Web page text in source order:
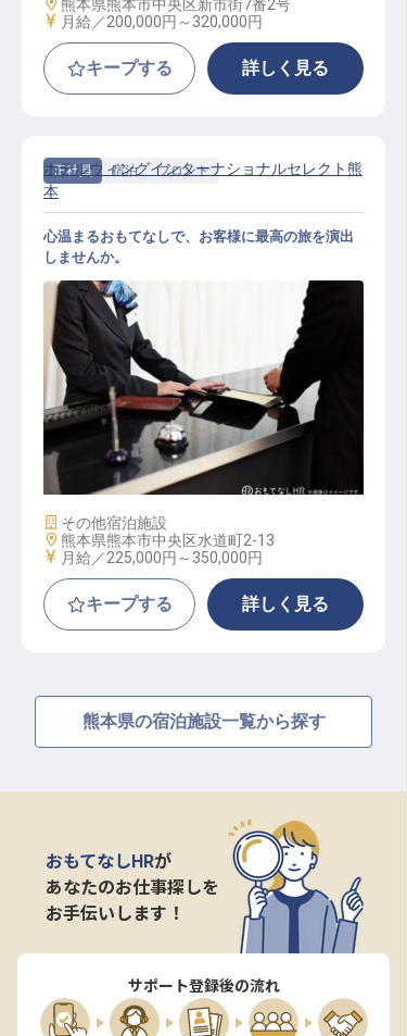
熊本県熊本市中央区新市街7番2号
給与
月給／200,000円～ 320,000円
キープする 詳しく見る
正社員 宿泊 フロント
フロントスタッフ
ホテルウィングインターナショナルセレクト熊
本
心温まるおもてなしで、お客様に最高の旅を演出
しませんか。
施設業態
その他宿泊施設
勤務地
熊本県熊本市中央区水道町2-13
給与
月給／225,000円～ 350,000円
キープする 詳しく見る
熊本県の宿泊施設一覧から探す
おもてなしHRが
あなたのお仕事探しを
お手伝いします！
サポート登録後の流れ